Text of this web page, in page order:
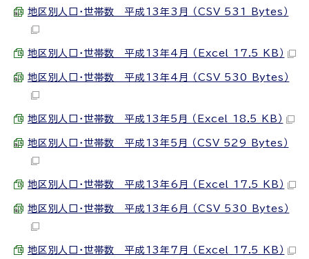
地区別人口・世帯数 平成13年3月 （CSV 531 Bytes）
地区別人口・世帯数 平成13年4月 （Excel 17.5 KB）
地区別人口・世帯数 平成13年4月 （CSV 530 Bytes）
地区別人口・世帯数 平成13年5月 （Excel 18.5 KB）
地区別人口・世帯数 平成13年5月 （CSV 529 Bytes）
地区別人口・世帯数 平成13年6月 （Excel 17.5 KB）
地区別人口・世帯数 平成13年6月 （CSV 530 Bytes）
地区別人口・世帯数 平成13年7月 （Excel 17.5 KB）